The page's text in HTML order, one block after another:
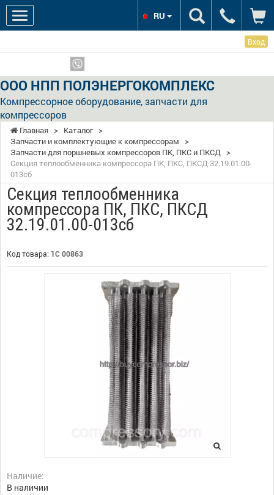
Вход
ООО НПП ПОЛЭНЕРГОКОМПЛЕКС
Компрессорное оборудование, запчасти для
компрессоров
RU
Главная > Каталог >
Запчасти и комплектующие к компрессорам
>
Запчасти для поршневых компрессоров ПК, ПКС и ПКСД >
Секция теплообменника компрессора ПК, ПКС, ПКСД 32.19.01.00-
013сб
Секция теплообменника
компрессора ПК, ПКС, ПКСД
32.19.01.00-013сб
Код товара: 1С 00863
Наличие:
В наличии